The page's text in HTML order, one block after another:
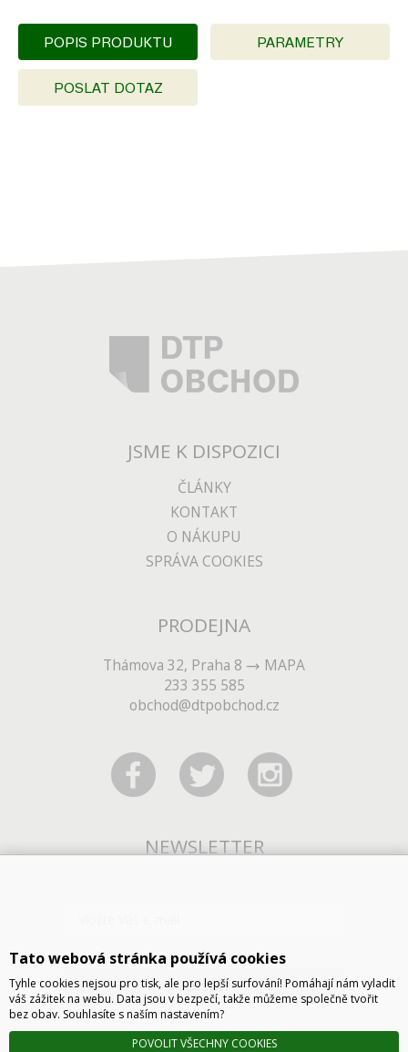
POPIS PRODUKTU PARAMETRY
POSLAT DOTAZ
JSME K DISPOZICI
ČLÁNKY
KONTAKT
O NÁKUPU
SPRÁVA COOKIES
PRODEJNA
Thámova 32, Praha 8
MAPA
233 355 585
obchod@dtpobchod.cz
NEWSLETTER
ODESLAT
Tato webová stránka používá cookies
Tyhle cookies nejsou pro tisk, ale pro lepší surfování! Pomáhají nám vyladit
váš zážitek na webu. Data jsou v bezpečí, takže můžeme společně tvořit
bez obav. Souhlasíte s naším nastavením?
POVOLIT VŠECHNY COOKIES